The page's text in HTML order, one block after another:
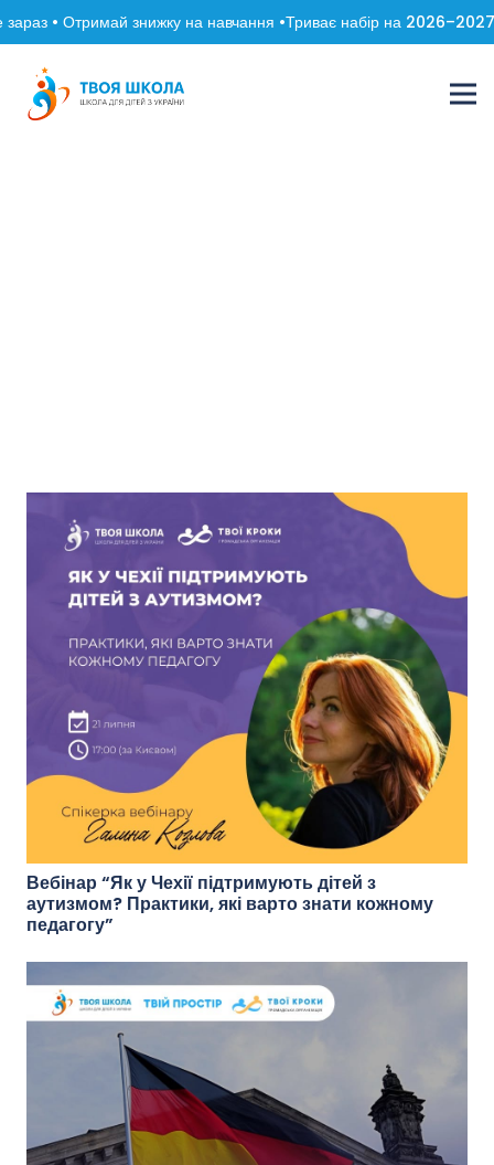
• Отримай знижку на навчання •Триває набір на 2026–2027
Вебінар “Як у Чехії підтримують дітей з
аутизмом? Практики, які варто знати кожному
педагогу”